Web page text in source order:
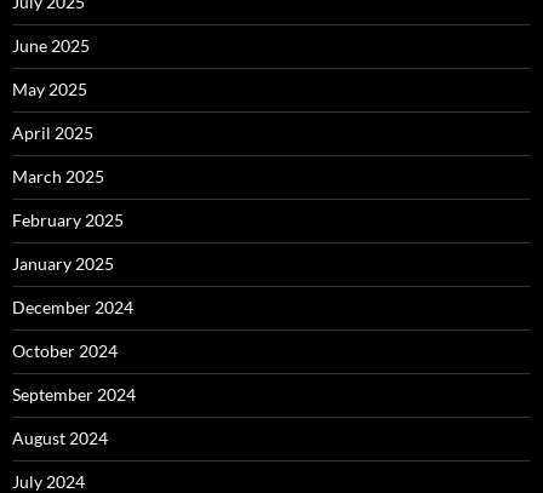
June 2025
May 2025
April 2025
March 2025
February 2025
January 2025
December 2024
October 2024
September 2024
August 2024
July 2024